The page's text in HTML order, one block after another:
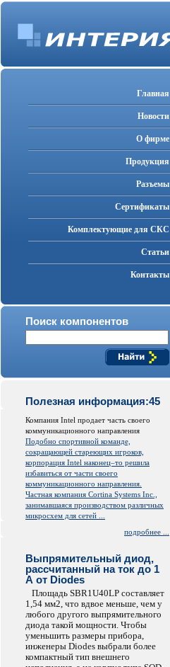
Главная
Новости
О фирме
Продукция
Разъемы
Cертификаты
Комплектующие для СКС
Статьи
Контакты
Поиск компонентов
Полезная информация:45
Компания Intel продает часть своего
коммуникационного направления
Подобно спортивной команде,
сокращающей стареющих игроков,
корпорация Intel наконец–то решила
избавиться от части своего
коммуникационного направления.
Частная компания Cortina Systems Inc.,
занимавшаяся производством различных
микросхем для сетей ...
подробнее ...
Выпрямительный диод,
рассчитанный на ток до 1
А от Diodes
Площадь SBR1U40LP составляет
1,54 мм2, что вдвое меньше, чем у
любого другого выпрямительного
диода такой мощности. Чтобы
уменьшить размеры прибора,
инженеры Diodes выбрали более
компактный тип внешнего